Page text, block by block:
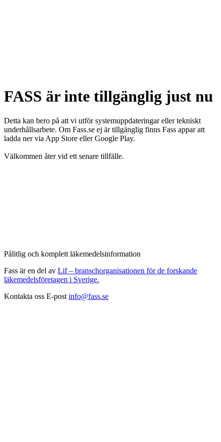
FASS är inte tillgänglig just nu
Detta kan bero på att vi utför systemuppdateringar eller tekniskt
underhållsarbete. Om Fass.se ej är tillgänglig finns Fass appar att
ladda ner via App Store eller Google Play.
Välkommen åter vid ett senare tillfälle.
Pålitlig och komplett läkemedelsinformation
Fass är en del av Lif – branschorganisationen för de forskande
läkemedelsföretagen i Sverige.
Kontakta oss E-post info@fass.se